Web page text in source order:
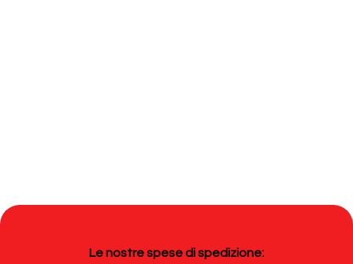
Le nostre spese di spedizione: